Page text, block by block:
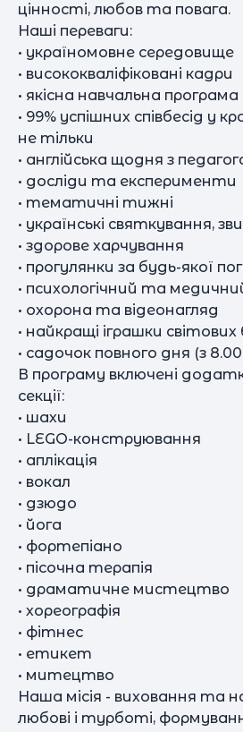
цінності, любов та повага.
Наші переваги:
• україномовне середовище
• висококваліфіковані кадри
• якісна навчальна програма
• 99% успішних співбесід у
не тільки
• англійська щодня з
• досліди та експерименти
• тематичні тижні
• українські святкування,
• здорове харчування
• прогулянки за будь-якої
• психологічний та
• охорона та відеонагляд
• найкращі іграшки світових
• садочок повного дня (з
В програму включені
секції:
• шахи
• LEGO-конструювання
• аплікація
• вокал
• дзюдо
• йога
• фортепіано
• пісочна терапія
• драматичне мистецтво
• хореографія
• фітнес
• етикет
• митецтво
Наша місія - виховання та
любові і турботі,